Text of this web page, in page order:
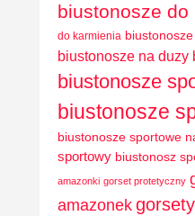
biustonosze do
do karmienia
biustonosze na duzy
biustonosze
biustonosze
biustonosze sportowe
sportowy biustonosz
amazonki gorset protetyczny
amazonek